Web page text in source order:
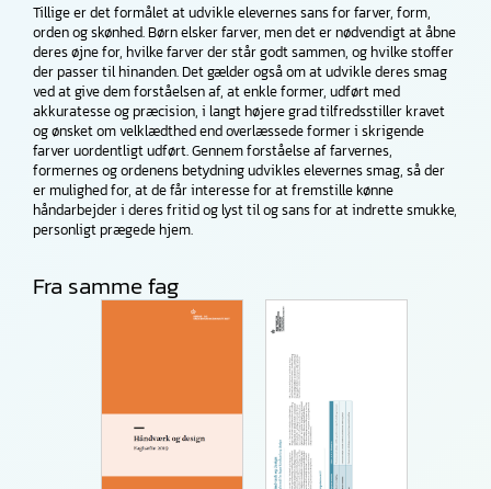
Fra samme fag
Tillige er det formålet at udvikle elevernes sans for farver, form,
orden og skønhed. Børn elsker farver, men det er nødvendigt at åbne
deres øjne for, hvilke farver der står godt sammen, og hvilke stoffer
der passer til hinanden. Det gælder også om at udvikle deres smag
ved at give dem forståelsen af, at enkle former, udført med
akkuratesse og præcision, i langt højere grad tilfredsstiller kravet
og ønsket om velklædthed end overlæssede former i skrigende
farver uordentligt udført. Gennem forståelse af farvernes,
formernes og ordenens betydning udvikles elevernes smag, så der
er mulighed for, at de får interesse for at fremstille kønne
håndarbejder i deres fritid og lyst til og sans for at indrette smukke,
personligt prægede hjem.